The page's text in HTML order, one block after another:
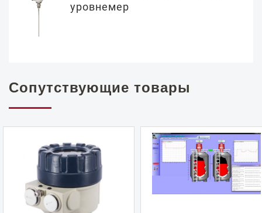
уровнемер
Сопутствующие товары